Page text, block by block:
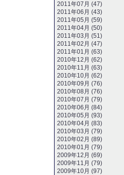
2011年07月 (47)
2011年06月 (43)
2011年05月 (59)
2011年04月 (50)
2011年03月 (51)
2011年02月 (47)
2011年01月 (63)
2010年12月 (62)
2010年11月 (63)
2010年10月 (62)
2010年09月 (76)
2010年08月 (76)
2010年07月 (79)
2010年06月 (84)
2010年05月 (93)
2010年04月 (83)
2010年03月 (79)
2010年02月 (89)
2010年01月 (79)
2009年12月 (69)
2009年11月 (79)
2009年10月 (97)